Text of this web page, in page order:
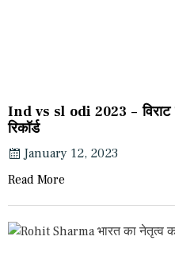
Ind vs sl odi 2023 – विराट
रिकॉर्ड
January 12, 2023
Read More